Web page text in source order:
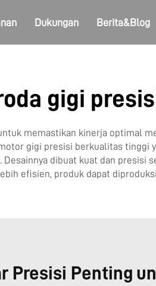
Dukungan Berita&Blog
gigi
memastikan kinerja optimal
gigi presisi berkualitas
dibuat kuat dan presisi
efisien, produk dapat
Presisi Penting